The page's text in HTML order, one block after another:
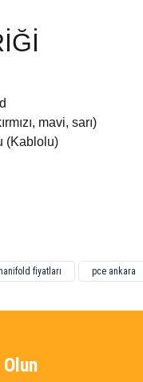
mavi, sarı)
(Kablolu)
fiyatları pce ankara